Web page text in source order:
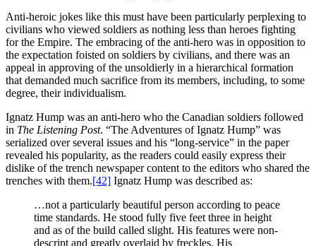
Anti-heroic jokes like this must have been particularly perplexing to
civilians who viewed soldiers as nothing less than heroes fighting
for the Empire. The embracing of the anti-hero was in opposition to
the expectation foisted on soldiers by civilians, and there was an
appeal in approving of the unsoldierly in a hierarchical formation
that demanded much sacrifice from its members, including, to some
degree, their individualism.
Ignatz Hump was an anti-hero who the Canadian soldiers followed
in The Listening Post. “The Adventures of Ignatz Hump” was
serialized over several issues and his “long-service” in the paper
revealed his popularity, as the readers could easily express their
dislike of the trench newspaper content to the editors who shared the
trenches with them.[42] Ignatz Hump was described as:
…not a particularly beautiful person according to peace
time standards. He stood fully five feet three in height
and as of the build called slight. His features were non-
descript and greatly overlaid by freckles. His